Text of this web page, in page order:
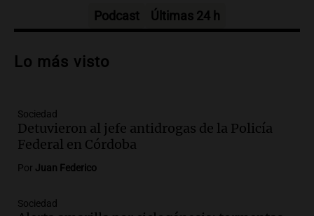
Audio.Preparativos para la feria en La
de apertura
Audio.
lluvias, senadores manifiestan
oposición a ley de tierras
Panorama Federal
Audio.
Podcast Últimas 24 h
Lo más visto
Sociedad
Detuvieron al jefe antidrogas de la Policía
Federal en Córdoba
Por Juan Federico
Sociedad